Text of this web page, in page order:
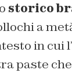
storico
a
in cui
paste